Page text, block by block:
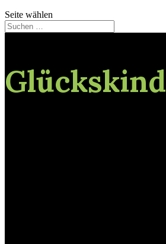
Seite wählen
Glückskind